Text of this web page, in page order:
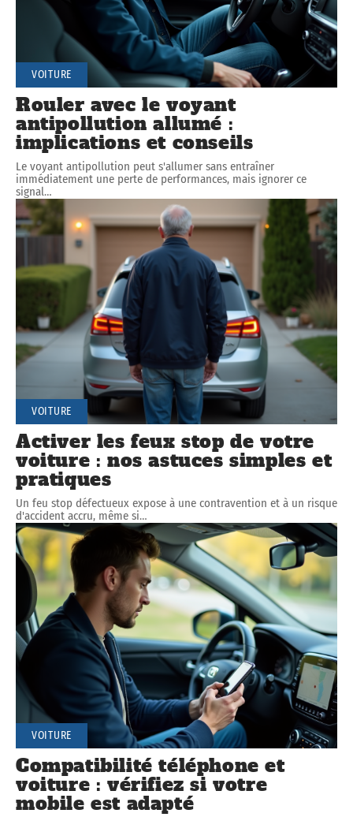
VOITURE
Rouler avec le voyant
antipollution allumé :
implications et conseils
Le voyant antipollution peut s'allumer sans entraîner
immédiatement une perte de performances, mais ignorer ce
signal…
VOITURE
Activer les feux stop de votre
voiture : nos astuces simples et
pratiques
Un feu stop défectueux expose à une contravention et à un risque
d'accident accru, même si…
VOITURE
Compatibilité téléphone et
voiture : vérifiez si votre
mobile est adapté